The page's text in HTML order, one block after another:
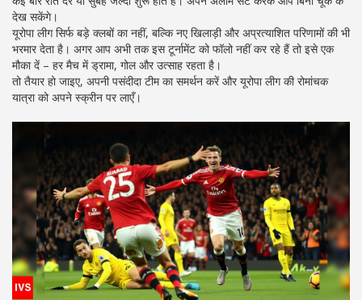
देख सकेंगे।
यूरोपा लीग सिर्फ बड़े क्लबों का नहीं, बल्कि नए खिलाड़ी और अप्रत्याशित परिणामों की भी
भरमार देता है। अगर आप अभी तक इस टूर्नामेंट को फॉलो नहीं कर रहे हैं तो इसे एक
मौका दें – हर मैच में ड्रामा, गोल और उत्साह रहता है।
तो तैयार हो जाइए, अपनी पसंदीदा टीम का समर्थन करें और यूरोपा लीग की रोमांचक
यात्रा को अपने स्क्रीन पर लाएँ।